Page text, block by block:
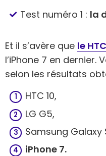
Test numéro 1 : la
Et il s’avère que le
l’iPhone 7 en dernier.
selon les résultats
HTC 10,
LG G5,
Samsung Galaxy
iPhone 7.